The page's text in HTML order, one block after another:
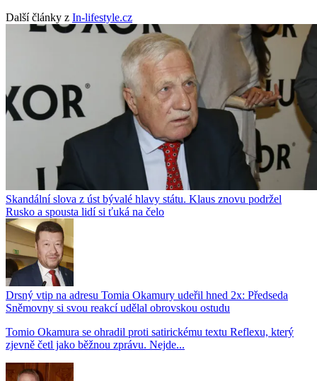
Další články z In-lifestyle.cz
Skandální slova z úst bývalé hlavy státu. Klaus znovu podržel
Rusko a spousta lidí si ťuká na čelo
Drsný vtip na adresu Tomia Okamury udeřil hned 2x: Předseda
Sněmovny si svou reakcí udělal obrovskou ostudu
Tomio Okamura se ohradil proti satirickému textu Reflexu, který
zjevně četl jako běžnou zprávu. Nejde...